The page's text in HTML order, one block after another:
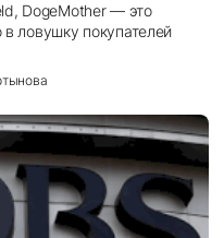
DogeMother — это
ловушку покупателей